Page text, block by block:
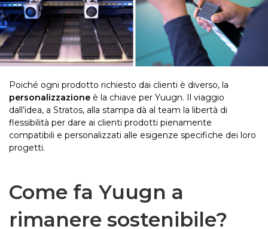
Poiché ogni prodotto richiesto dai clienti è diverso, la
personalizzazione è la chiave per Yuugn. Il viaggio
dall’idea, a Stratos, alla stampa dà al team la libertà di
flessibilità per dare ai clienti prodotti pienamente
compatibili e personalizzati alle esigenze specifiche dei loro
progetti.
Come fa Yuugn a
rimanere sostenibile?